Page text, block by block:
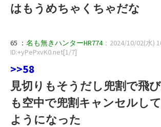
はもうめちゃくちゃだな
65 ： 名も無きハンターHR774：2024/10/02(水)
ID:+yPePxvK0.net[1/7]
>>58
見切りもそうだし兜割で飛
も空中で兜割キャンセルし
ようになった